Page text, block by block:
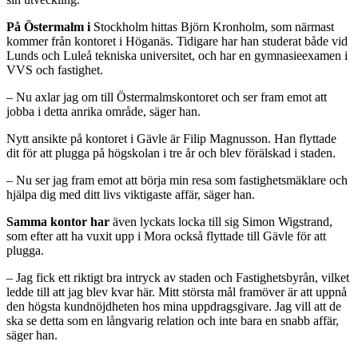
På Östermalm i Stockholm hittas Björn Kronholm, som närmast
kommer från kontoret i Höganäs. Tidigare har han studerat både vid
Lunds och Luleå tekniska universitet, och har en gymnasieexamen i
VVS och fastighet.
– Nu axlar jag om till Östermalmskontoret och ser fram emot att
jobba i detta anrika område, säger han.
Nytt ansikte på kontoret i Gävle är Filip Magnusson. Han flyttade
dit för att plugga på högskolan i tre år och blev förälskad i staden.
– Nu ser jag fram emot att börja min resa som fastighetsmäklare och
hjälpa dig med ditt livs viktigaste affär, säger han.
Samma kontor har även lyckats locka till sig Simon Wigstrand,
som efter att ha vuxit upp i Mora också flyttade till Gävle för att
plugga.
– Jag fick ett riktigt bra intryck av staden och Fastighetsbyrån, vilket
ledde till att jag blev kvar här. Mitt största mål framöver är att uppnå
den högsta kundnöjdheten hos mina uppdragsgivare. Jag vill att de
ska se detta som en långvarig relation och inte bara en snabb affär,
säger han.